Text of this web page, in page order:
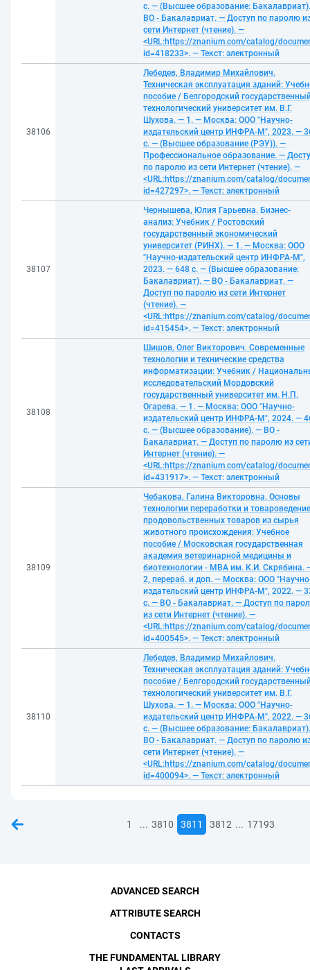
с. — (Высшее образование:
ВО - Бакалавриат. — Доступ по паролю
сети Интернет (чтение). —
<URL:https://znanium.com/catalog/
id=418233>. — Текст: электронный
38106
Лебедев, Владимир Михайлович.
Техническая эксплуатация зданий:
пособие / Белгородский
технологический университет им. В.Г.
Шухова. — 1. — Москва: ООО "Научно-
издательский центр ИНФРА-М", 2023. —
с. — (Высшее образование (РЭУ)). —
Профессиональное образование. —
по паролю из сети Интернет (чтение). —
<URL:https://znanium.com/catalog/
id=427297>. — Текст: электронный
38107
Чернышева, Юлия Гарьевна. Бизнес-
анализ: Учебник / Ростовский
государственный экономический
университет (РИНХ). — 1. — Москва: ООО
"Научно-издательский центр ИНФРА-М",
2023. — 648 с. — (Высшее образование:
Бакалавриат). — ВО - Бакалавриат. —
Доступ по паролю из сети Интернет
(чтение). —
<URL:https://znanium.com/catalog/
id=415454>. — Текст: электронный
38108
Шишов, Олег Викторович. Современные
технологии и технические средства
информатизации: Учебник /
исследовательский Мордовский
государственный университет им. Н.П.
Огарева. — 1. — Москва: ООО "Научно-
издательский центр ИНФРА-М", 2024. —
с. — (Высшее образование). — ВО -
Бакалавриат. — Доступ по паролю из
Интернет (чтение). —
<URL:https://znanium.com/catalog/
id=431917>. — Текст: электронный
38109
Чебакова, Галина Викторовна. Основы
технологии переработки и товароведение
продовольственных товаров из сырья
животного происхождения: Учебное
пособие / Московская государственная
академия ветеринарной медицины и
биотехнологии - МВА им. К.И. Скрябина.
2, перераб. и доп. — Москва: ООО
издательский центр ИНФРА-М", 2022. —
с. — ВО - Бакалавриат. — Доступ по
из сети Интернет (чтение). —
<URL:https://znanium.com/catalog/
id=400545>. — Текст: электронный
38110
Лебедев, Владимир Михайлович.
Техническая эксплуатация зданий:
пособие / Белгородский
технологический университет им. В.Г.
Шухова. — 1. — Москва: ООО "Научно-
издательский центр ИНФРА-М", 2022. —
с. — (Высшее образование:
ВО - Бакалавриат. — Доступ по паролю
сети Интернет (чтение). —
<URL:https://znanium.com/catalog/
id=400094>. — Текст: электронный
1 ... 3810 3811 3812 ... 17193
ADVANCED SEARCH
ATTRIBUTE SEARCH
CONTACTS
THE FUNDAMENTAL LIBRARY